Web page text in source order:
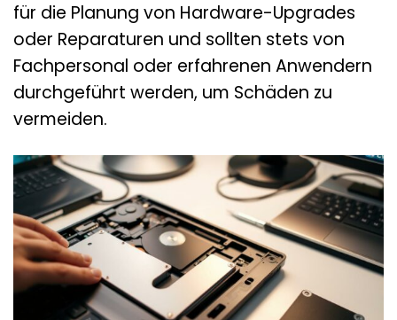
für die Planung von Hardware-Upgrades
oder Reparaturen und sollten stets von
Fachpersonal oder erfahrenen Anwendern
durchgeführt werden, um Schäden zu
vermeiden.